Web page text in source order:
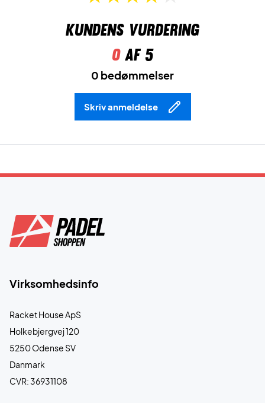
Kundens vurdering
0af 5
0 bedømmelser
Skriv anmeldelse
Virksomhedsinfo
Racket House ApS
Holkebjergvej 120
5250 Odense SV
Danmark
CVR: 36931108